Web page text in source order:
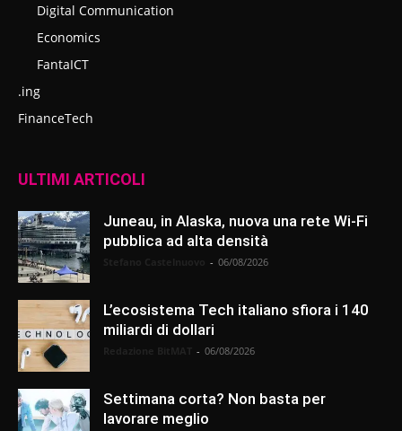
Digital Communication
Economics
FantaICT
.ing
FinanceTech
ULTIMI ARTICOLI
Juneau, in Alaska, nuova una rete Wi-Fi
pubblica ad alta densità
- 06/08/2026
L’ecosistema Tech italiano sfiora i 140
miliardi di dollari
- 06/08/2026
Settimana corta? Non basta per
lavorare meglio